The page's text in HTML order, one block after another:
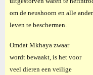
om de neushoorn en alle
leven te beschermen.
Omdat Mkhaya zwaar
wordt bewaakt, is het voor
veel dieren een veilige